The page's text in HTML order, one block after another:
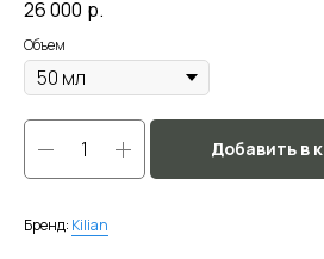
26 000 р.
Объем
Добавить в
Бренд: Kilian